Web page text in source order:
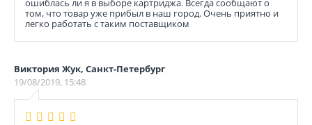
ошиблась ли я в выборе картриджа. Всегда сообщают о
том, что товар уже прибыл в наш город. Очень приятно и
легко работать с таким поставщиком
Виктория Жук, Санкт-Петербург
19/08/2019, 15:48